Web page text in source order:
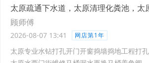
太原疏通下水道，太原清理化粪池，太
顾师傅
2026-08-07 13:41 网店第1年
太原专业水钻打孔开门开窗捣墙捣地工程打孔